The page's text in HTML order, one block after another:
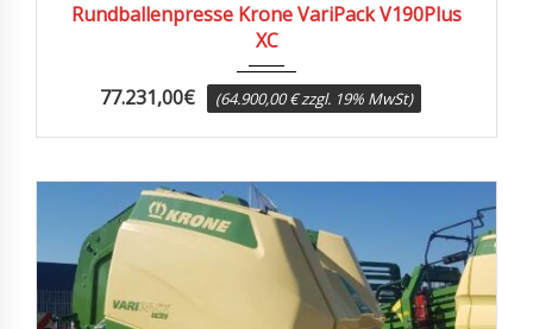
Rundballenpresse Krone VariPack V190Plus
XC
77.231,00€ (64.900,00 € zzgl. 19% MwSt)